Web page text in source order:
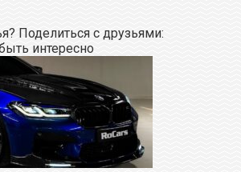
Поделиться с друзьями:
интересно